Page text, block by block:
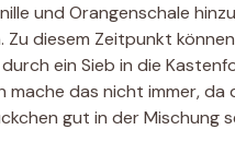
und Orangenschale
Zu diesem Zeitpunkt
ein Sieb in die
mache das nicht immer, da
gut in der Mischung